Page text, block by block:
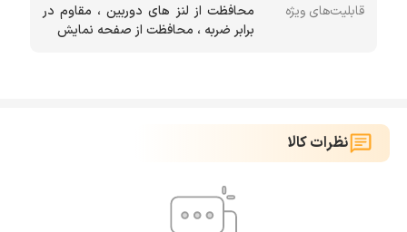
قابلیت‌های ویژه
محافظت از لنز های دوربین ، مقاوم در
برابر ضربه ، محافظت از صفحه نمایش
نظرات کالا